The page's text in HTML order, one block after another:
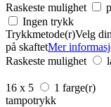
Raskeste mulighet
Ingen trykk
Trykkmetode(r)Velg
på skaftetMer
Raskeste mulighet
16 x 5
1 farge(r)
tampotrykk